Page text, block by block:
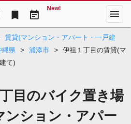
bookmark event_note
New! menu
賃貸(マンション・アパート・一戸建
縄県 > 浦添市 >
伊祖１丁目の賃貸(マ
て)
目のバイク置き場
ンション・アパー